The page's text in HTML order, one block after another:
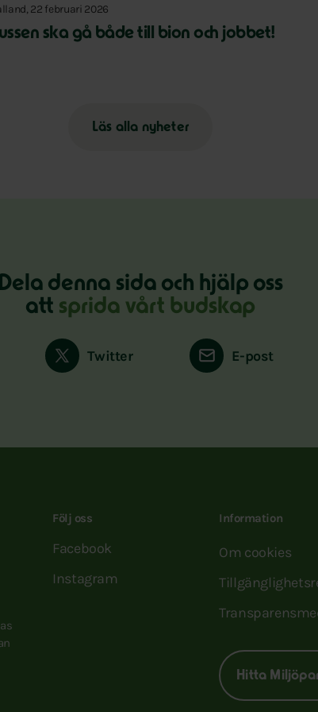
22 februari 2026
ska gå både till bion och jobbet!
Läs alla nyheter
Dela denna sida och hjälp oss
att sprida vårt budskap
Twitter E-post
Följ oss
Facebook
Instagram
Information
Om cookies
Hitta